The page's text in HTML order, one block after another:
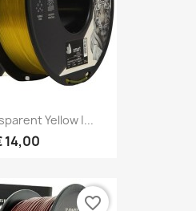
Yellow |...
14,00
favorite_border